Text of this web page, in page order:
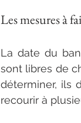
Les mesures à
La date du
sont libres de
déterminer, ils
recourir à